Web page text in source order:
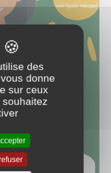
des
donne
sur ceux